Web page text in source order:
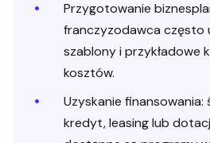
Przygotowanie
franczyzodawca często
szablony i przykładowe
kosztów.
Uzyskanie finansowania:
kredyt, leasing lub